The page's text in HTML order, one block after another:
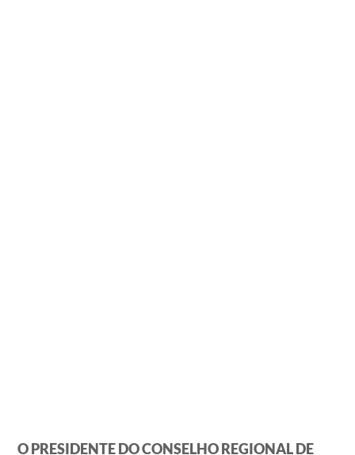
O PRESIDENTE DO CONSELHO REGIONAL DE